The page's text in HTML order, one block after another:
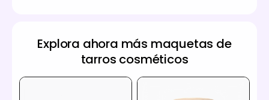
Explora ahora más maquetas de
tarros cosméticos